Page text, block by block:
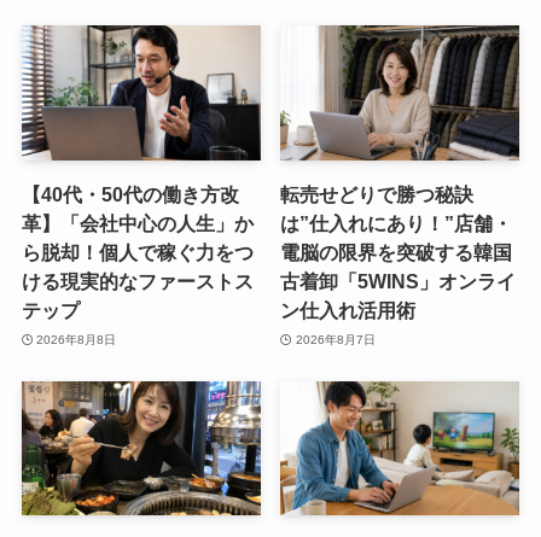
【40代・50代の働き方改
革】「会社中心の人生」か
ら脱却！個人で稼ぐ力をつ
ける現実的なファーストス
テップ
2026年8月8日
転売せどりで勝つ秘訣
は”仕入れにあり！”店舗・
電脳の限界を突破する韓国
古着卸「5WINS」オンライ
ン仕入れ活用術
2026年8月7日